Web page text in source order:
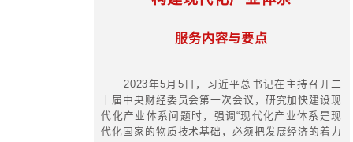
5、项目结项评估分级（不同权
7、项目转化前三年效益挂钩提成
8、项目知识产权确权
9、内部专利与内部创新